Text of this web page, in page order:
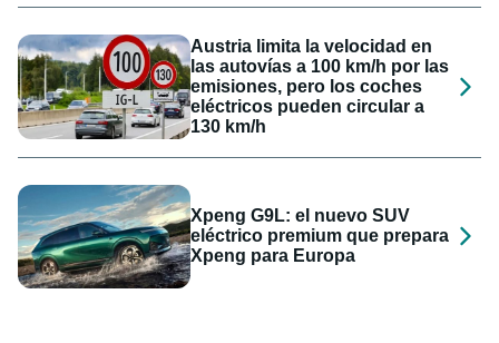
Austria limita la velocidad en
las autovías a 100 km/h por las
emisiones, pero los coches
eléctricos pueden circular a
130 km/h
Xpeng G9L: el nuevo SUV
eléctrico premium que prepara
Xpeng para Europa